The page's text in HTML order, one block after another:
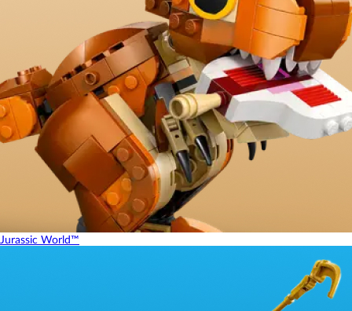
Jurassic World™